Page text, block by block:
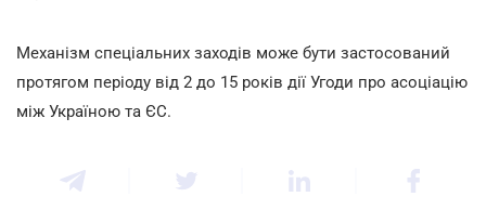
Механізм спеціальних заходів може бути застосований
протягом періоду від 2 до 15 років дії Угоди про асоціацію
між Україною та ЄС.